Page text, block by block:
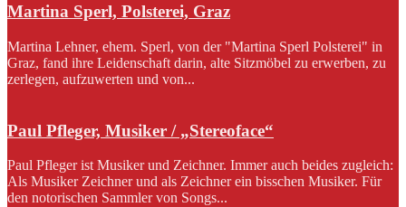
Martina Sperl, Polsterei, Graz
Martina Lehner, ehem. Sperl, von der "Martina Sperl Polsterei" in
Graz, fand ihre Leidenschaft darin, alte Sitzmöbel zu erwerben, zu
zerlegen, aufzuwerten und von...
Paul Pfleger, Musiker / „Stereoface“
Paul Pfleger ist Musiker und Zeichner. Immer auch beides zugleich:
Als Musiker Zeichner und als Zeichner ein bisschen Musiker. Für
den notorischen Sammler von Songs...